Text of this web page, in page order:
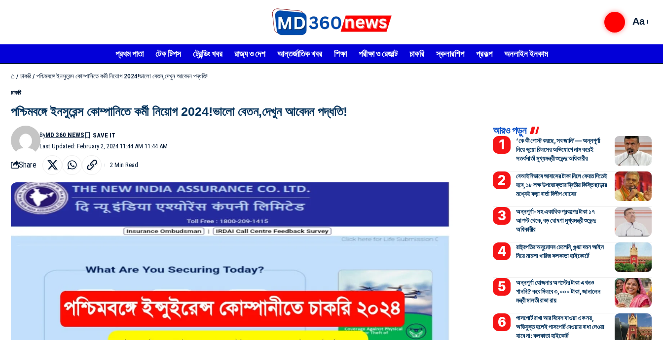
Aa
প্রথম পাতা টেক টিপস ট্রেন্ডিং খবর রাজ্য ও দেশ আন্তর্জাতিক খবর শিক্ষা পরীক্ষা ও রেজাল্ট চাকরি স্কলারশিপ প্রকল্প অনলাইন ইনকাম
⌂ / চাকরি / পশ্চিমবঙ্গে ইনসুরেন্স কোম্পানিতে কর্মী নিয়োগ 2024!ভালো বেতন,দেখুন আবেদন পদ্ধতি!
চাকরি
পশ্চিমবঙ্গে ইনসুরেন্স কোম্পানিতে কর্মী নিয়োগ 2024!ভালো বেতন,দেখুন আবেদন পদ্ধতি!
Last Updated: February 2, 2024 11:44 AM 11:44 AM
ByMD 360 NEWS
Share 2 Min Read
আরও পড়ুন
‘কে কী পোস্ট করছে, সব জানি’— অন্নপূর্ণা
নিয়ে ভুয়ো রিলসের অভিযোগে নাম করেই
সতর্কবার্তা মুখ্যমন্ত্রী শুভেন্দু অধিকারীর
বেআইনিভাবে আবাসের টাকা নিলে ফেরত দিতেই
হবে, ১৮ লক্ষ উপভোক্তার দ্বিতীয় কিস্তি ছাড়ার
মধ্যেই কড়া বার্তা দিলীপ ঘোষের
অন্নপূর্ণা-সহ একাধিক প্রকল্পের টাকা ১৭
আগস্ট থেকে, বড় ঘোষণা মুখ্যমন্ত্রী শুভেন্দু
অধিকারীর
রাষ্ট্রপতির অনুমোদন মেলেনি, গুন্ডা দমন আইন
নিয়ে মামলা খারিজ কলকাতা হাইকোর্টে
অন্নপূর্ণা যোজনার অগস্টের টাকা এখনও
পাননি? কবে মিলবে ৩,০০০ টাকা, জানালেন
মন্ত্রী মালতী রাভা রায়
পাসপোর্ট রাখা আর বিদেশ যাওয়া এক নয়,
অভিযুক্ত হলেই পাসপোর্ট দেওয়ায় বাধা দেওয়া
যাবে না: কলকাতা হাইকোর্ট